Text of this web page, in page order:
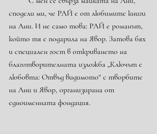
сподели ми, че РАЙ е от любимите книги
на Ани. И не само това: РАЙ е романът,
който тя е подарила на Явор. Затова бях
и специален гост в откриването на
благотворителната изложба „Ключът е
любовта: Отвъд видимото“ с творбите
на Ани и Явор, организирана от
едноименната фондация.